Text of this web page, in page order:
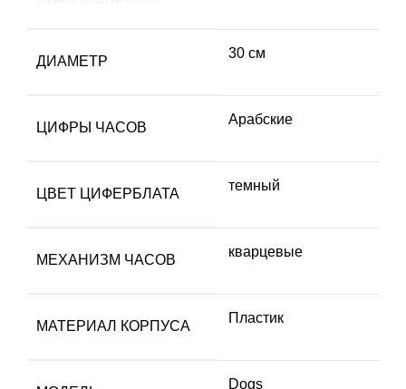
ДИАМЕТР
30 см
ЦИФРЫ ЧАСОВ
Арабские
ЦВЕТ ЦИФЕРБЛАТА
темный
МЕХАНИЗМ ЧАСОВ
кварцевые
МАТЕРИАЛ КОРПУСА
Пластик
Dogs